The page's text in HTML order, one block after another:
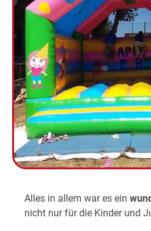
Alles in allem war es ein
nicht nur für die Kinder und